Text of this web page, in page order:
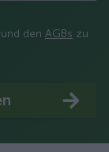
und den AGBs zu